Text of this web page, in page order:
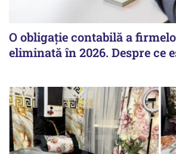
O obligație contabilă a
eliminată în 2026. Despre ce